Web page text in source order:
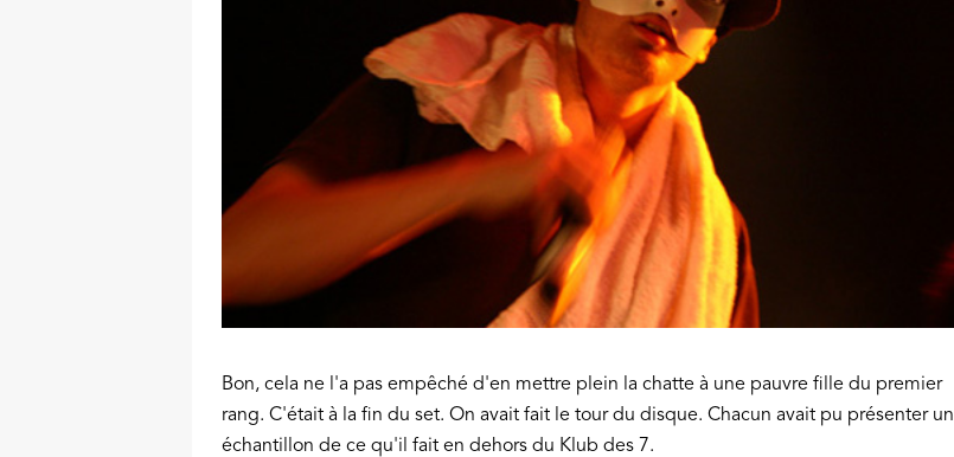
Bon, cela ne l'a pas empêché d'en mettre plein la chatte à une pauvre fille du premier
rang. C'était à la fin du set. On avait fait le tour du disque. Chacun avait pu présenter un
échantillon de ce qu'il fait en dehors du Klub des 7.